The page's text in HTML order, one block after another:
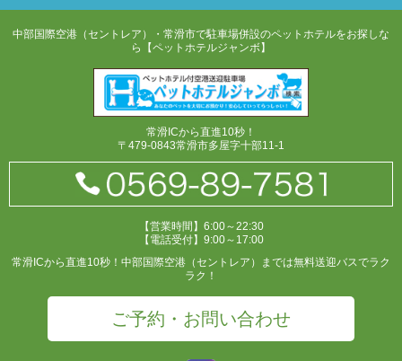
中部国際空港（セントレア）・常滑市で駐車場併設のペットホテルをお探しな
ら【ペットホテルジャンボ】
常滑ICから直進10秒！
〒479-0843常滑市多屋字十部11-1
【営業時間】6:00～22:30
【電話受付】9:00～17:00
常滑ICから直進10秒！中部国際空港（セントレア）までは無料送迎バスでラク
ラク！
ご予約・お問い合わせ